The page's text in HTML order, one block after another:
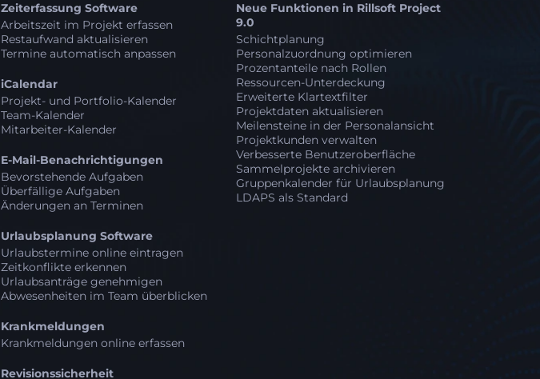
Zeiterfassung Software
Arbeitszeit im Projekt erfassen
Restaufwand aktualisieren
Termine automatisch anpassen
iCalendar
Projekt- und Portfolio-Kalender
Team-Kalender
Mitarbeiter-Kalender
E-Mail-Benachrichtigungen
Bevorstehende Aufgaben
Überfällige Aufgaben
Änderungen an Terminen
Urlaubsplanung Software
Urlaubstermine online eintragen
Zeitkonflikte erkennen
Urlaubsanträge genehmigen
Abwesenheiten im Team überblicken
Krankmeldungen
Krankmeldungen online erfassen
Revisionssicherheit
Neue Funktionen in Rillsoft Project
9.0
Schichtplanung
Personalzuordnung optimieren
Prozentanteile nach Rollen
Ressourcen-Unterdeckung
Erweiterte Klartextfilter
Projektdaten aktualisieren
Meilensteine in der Personalansicht
Projektkunden verwalten
Verbesserte Benutzeroberfläche
Sammelprojekte archivieren
Gruppenkalender für Urlaubsplanung
LDAPS als Standard